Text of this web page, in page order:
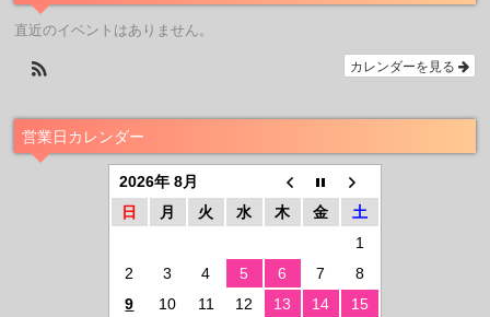
直近のイベントはありません。
カレンダーを見る
営業日カレンダー
2026年 8月
日
月 火 水 木 金
土
1
2
3 4 5 6 7
8
9
10 11 12 13 14
15